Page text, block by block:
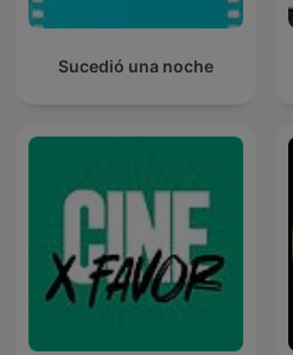
Sucedió una noche